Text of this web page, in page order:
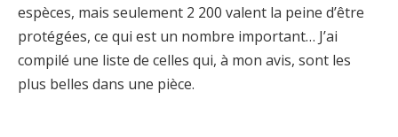
espèces, mais seulement 2 200 valent la peine d’être
protégées, ce qui est un nombre important… J’ai
compilé une liste de celles qui, à mon avis, sont les
plus belles dans une pièce.